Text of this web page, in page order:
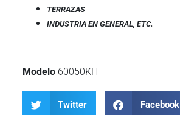
TERRAZAS
INDUSTRIA EN GENERAL ETC.
Modelo 60050KH
Twitter Facebook